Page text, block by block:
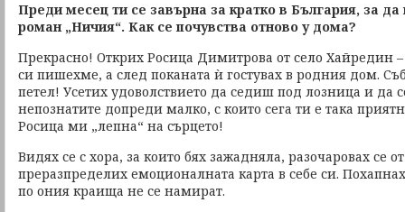
Преди месец ти се завърна за кратко в България, за
роман „Ничия“. Как се почувства отново у дома?
Прекрасно! Открих Росица Димитрова от село Хайредин –
си пишехме, а след поканата ѝ гостувах в родния дом.
петел! Усетих удоволствието да седиш под лозница и да
непознатите допреди малко, с които сега ти е така
Росица ми „лепна“ на сърцето!
Видях се с хора, за които бях зажадняла, разочаровах се
преразпределих емоционалната карта в себе си.
по ония краища не се намират.